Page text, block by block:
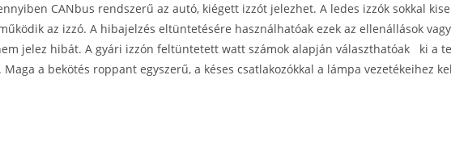
CANbus rendszerű az autó, kiégett izzót jelezhet. A ledes izzók sokkal
az izzó. A hibajelzés eltüntetésére használhatóak ezek az ellenállások
jelez hibát. A gyári izzón feltüntetett watt számok alapján választhatóak ki a
a bekötés roppant egyszerű, a késes csatlakozókkal a lámpa vezetékeihez